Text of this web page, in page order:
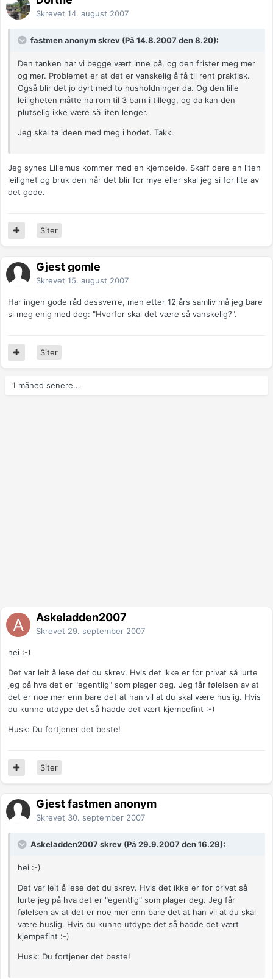
Skrevet 14. august 2007
fastmen anonym skrev (På 14.8.2007 den 8.20):
Den tanken har vi begge vært inne på, og den frister meg mer
og mer. Problemet er at det er vanskelig å få til rent praktisk.
Også blir det jo dyrt med to husholdninger da. Og den lille
leiligheten måtte ha rom til 3 barn i tillegg, og da kan den
plutselig ikke være så liten lenger.
Jeg skal ta ideen med meg i hodet. Takk.
Jeg synes Lillemus kommer med en kjempeide. Skaff dere en liten
leilighet og bruk den når det blir for mye eller skal jeg si for lite av
det gode.
Siter
Gjest gomle
Skrevet 15. august 2007
Har ingen gode råd dessverre, men etter 12 års samliv må jeg bare
si meg enig med deg: "Hvorfor skal det være så vanskelig?".
Siter
1 måned senere...
Askeladden2007
Skrevet 29. september 2007
hei :-)
Det var leit å lese det du skrev. Hvis det ikke er for privat så lurte
jeg på hva det er "egentlig" som plager deg. Jeg får følelsen av at
det er noe mer enn bare det at han vil at du skal være huslig. Hvis
du kunne utdype det så hadde det vært kjempefint :-)
Husk: Du fortjener det beste!
Siter
Gjest fastmen anonym
Skrevet 30. september 2007
Askeladden2007 skrev (På 29.9.2007 den 16.29):
hei :-)
Det var leit å lese det du skrev. Hvis det ikke er for privat så
lurte jeg på hva det er "egentlig" som plager deg. Jeg får
følelsen av at det er noe mer enn bare det at han vil at du skal
være huslig. Hvis du kunne utdype det så hadde det vært
kjempefint :-)
Husk: Du fortjener det beste!